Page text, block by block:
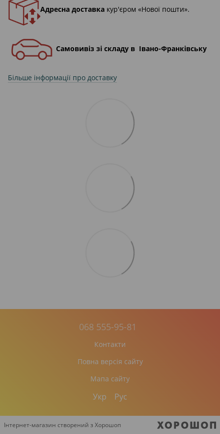
Адресна доставка кур'єром «Нової пошти».
Самовивіз зі складу в Івано-Франківську
Більше інформації про доставку
068 555-95-81
Контакти
Повна версія сайту
Мапа сайту
Укр Рус
Інтернет-магазин створений з Хорошоп